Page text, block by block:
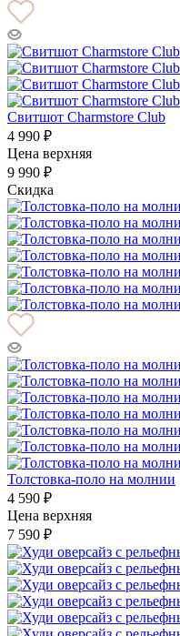
Свитшот Charmstore Club
4 990 ₽
Цена верхняя
9 990 ₽
Скидка
Толстовка-поло на молнии
4 590 ₽
Цена верхняя
7 590 ₽